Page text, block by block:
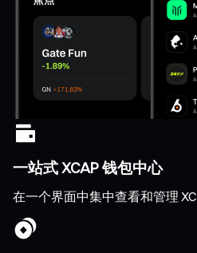
一站式 XCAP 钱包中心
在一个界面中集中查看和管理